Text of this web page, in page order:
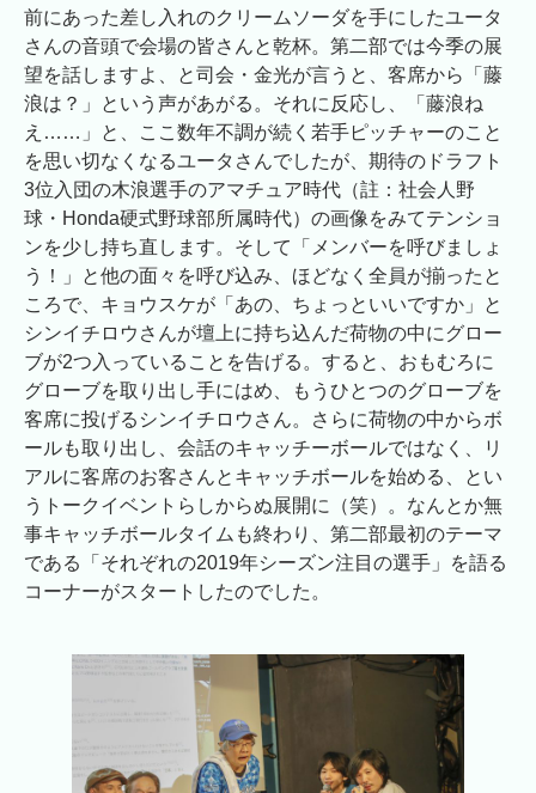
前にあった差し入れのクリームソーダを手にしたユータ
さんの音頭で会場の皆さんと乾杯。第二部では今季の展
望を話しますよ、と司会・金光が言うと、客席から「藤
浪は？」という声があがる。それに反応し、「藤浪ね
え……」と、ここ数年不調が続く若手ピッチャーのこと
を思い切なくなるユータさんでしたが、期待のドラフト
3位入団の木浪選手のアマチュア時代（註：社会人野
球・Honda硬式野球部所属時代）の画像をみてテンショ
ンを少し持ち直します。そして「メンバーを呼びましょ
う！」と他の面々を呼び込み、ほどなく全員が揃ったと
ころで、キョウスケが「あの、ちょっといいですか」と
シンイチロウさんが壇上に持ち込んだ荷物の中にグロー
ブが2つ入っていることを告げる。すると、おもむろに
グローブを取り出し手にはめ、もうひとつのグローブを
客席に投げるシンイチロウさん。さらに荷物の中からボ
ールも取り出し、会話のキャッチーボールではなく、リ
アルに客席のお客さんとキャッチボールを始める、とい
うトークイベントらしからぬ展開に（笑）。なんとか無
事キャッチボールタイムも終わり、第二部最初のテーマ
である「それぞれの2019年シーズン注目の選手」を語る
コーナーがスタートしたのでした。